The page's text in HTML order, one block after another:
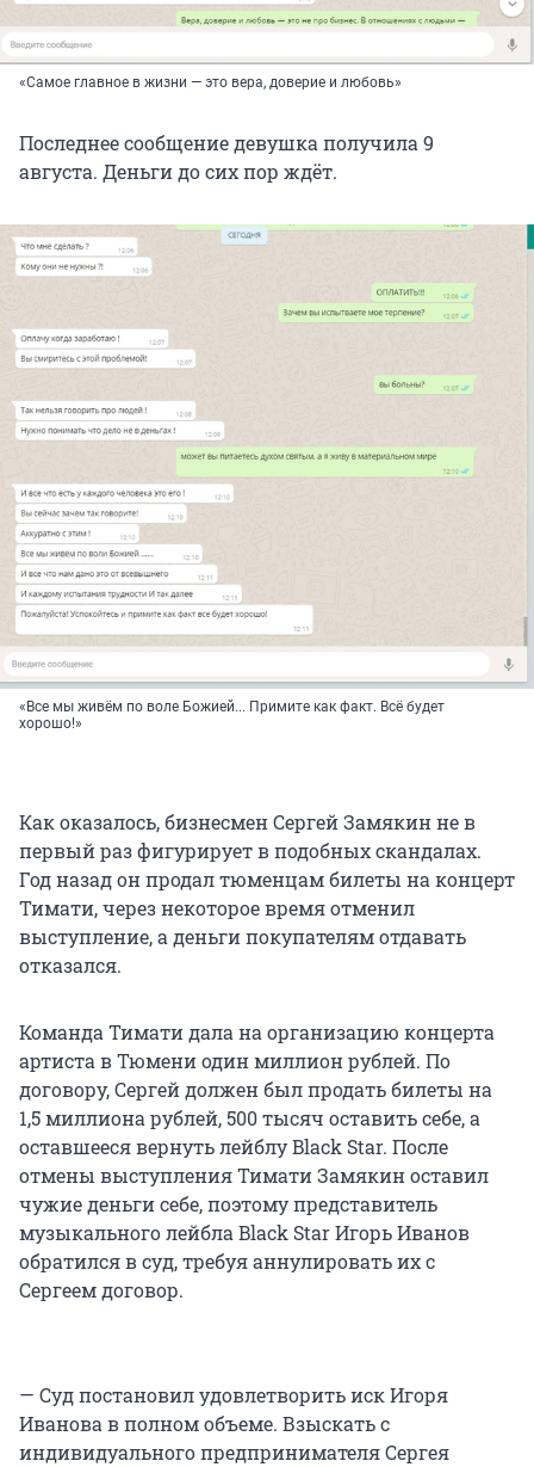
«Самое главное в жизни — это вера, доверие и любовь»
Последнее сообщение девушка получила 9
августа. Деньги до сих пор ждёт.
«Все мы живём по воле Божией... Примите как факт. Всё будет
хорошо!»
Как оказалось, бизнесмен Сергей Замякин не в
первый раз фигурирует в подобных скандалах.
Год назад он продал тюменцам билеты на концерт
Тимати, через некоторое время отменил
выступление, а деньги покупателям отдавать
отказался.
Команда Тимати дала на организацию концерта
артиста в Тюмени один миллион рублей. По
договору, Сергей должен был продать билеты на
1,5 миллиона рублей, 500 тысяч оставить себе, а
оставшееся вернуть лейблу Black Star. После
отмены выступления Тимати Замякин оставил
чужие деньги себе, поэтому представитель
музыкального лейбла Black Star Игорь Иванов
обратился в суд, требуя аннулировать их с
Сергеем договор.
— Суд постановил удовлетворить иск Игоря
Иванова в полном объеме. Взыскать с
индивидуального предпринимателя Сергея